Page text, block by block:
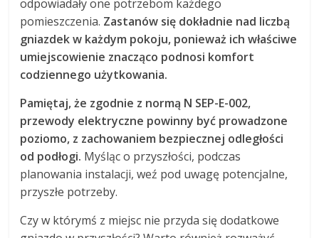
odpowiadały one potrzebom każdego
pomieszczenia. Zastanów się dokładnie nad liczbą
gniazdek w każdym pokoju, ponieważ ich właściwe
umiejscowienie znacząco podnosi komfort
codziennego użytkowania.
Pamiętaj, że zgodnie z normą N SEP-E-002,
przewody elektryczne powinny być prowadzone
poziomo, z zachowaniem bezpiecznej odległości
od podłogi. Myśląc o przyszłości, podczas
planowania instalacji, weź pod uwagę potencjalne,
przyszłe potrzeby.
Czy w którymś z miejsc nie przyda się dodatkowe